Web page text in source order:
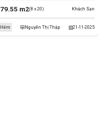
Khách Sạn
79.55 m2(8 x 20)
21-11-2025
Hẻm Nguyễn Thị Thập